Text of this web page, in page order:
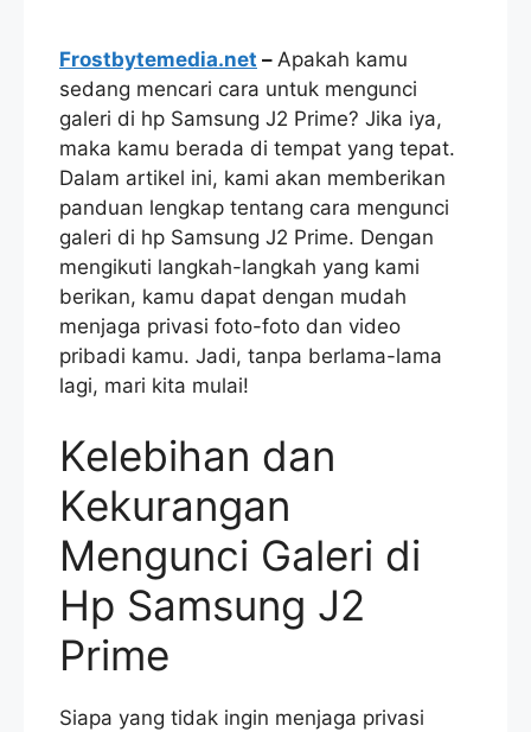
Frostbytemedia.net – Apakah kamu
sedang mencari cara untuk mengunci
galeri di hp Samsung J2 Prime? Jika iya,
maka kamu berada di tempat yang tepat.
Dalam artikel ini, kami akan memberikan
panduan lengkap tentang cara mengunci
galeri di hp Samsung J2 Prime. Dengan
mengikuti langkah-langkah yang kami
berikan, kamu dapat dengan mudah
menjaga privasi foto-foto dan video
pribadi kamu. Jadi, tanpa berlama-lama
lagi, mari kita mulai!
Kelebihan dan
Kekurangan
Mengunci Galeri di
Hp Samsung J2
Prime
Siapa yang tidak ingin menjaga privasi